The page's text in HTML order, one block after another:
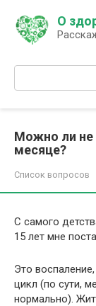
контенту
О
Поиск:
Можно ли не
месяце?
Список вопросов
С самого
15 лет мне
Это
цикл (по сути,
нормально).